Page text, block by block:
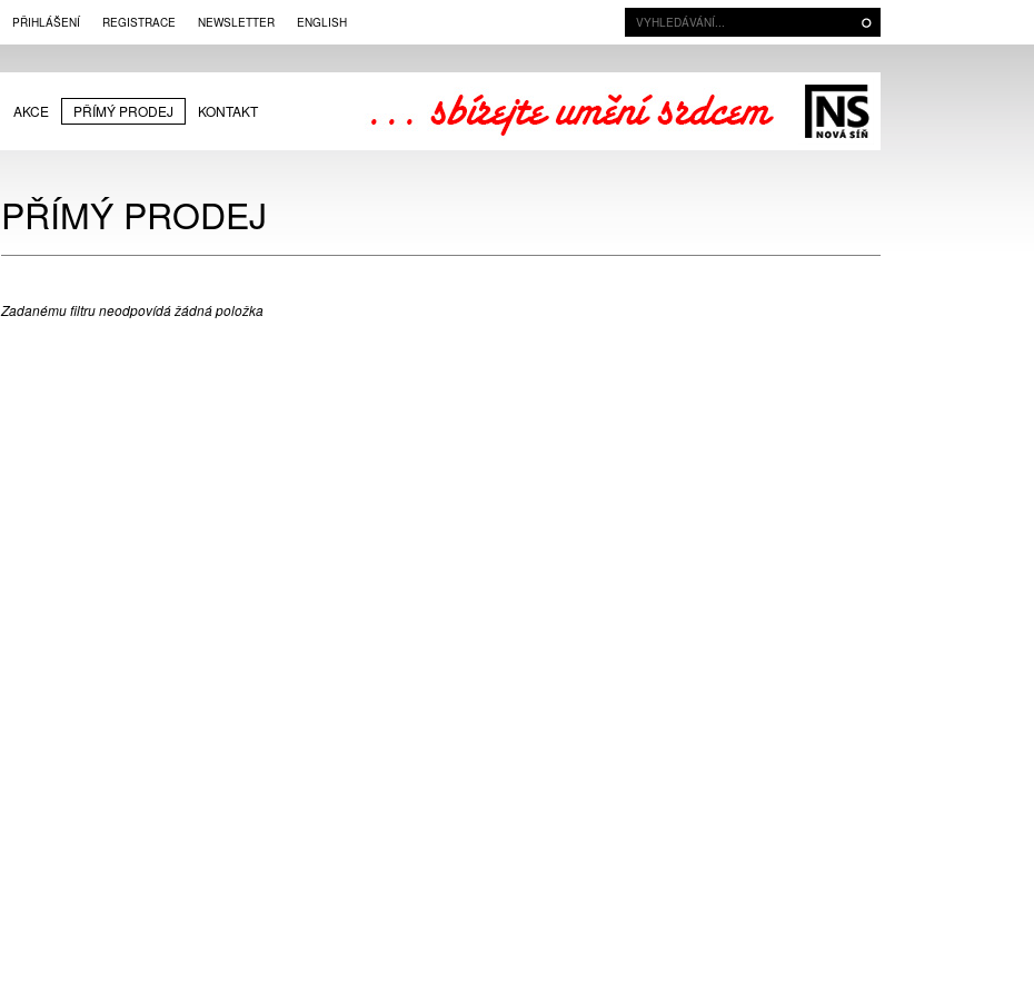
PŘIHLÁŠENÍ REGISTRACE NEWSLETTER ENGLISH
AKCE PŘÍMÝ PRODEJ KONTAKT
PŘÍMÝ PRODEJ
Zadanému filtru neodpovídá žádná položka